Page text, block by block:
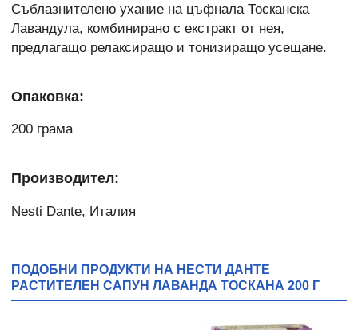
Съблазнителено ухание на цъфнала Тосканска
Лавандула, комбинирано с екстракт от нея,
предлагащо релаксиращо и тонизиращо усещане.
Опаковка:
200 грама
Производител:
Nesti Dante, Италия
ПОДОБНИ ПРОДУКТИ НА НЕСТИ ДАНТЕ
РАСТИТЕЛЕН САПУН ЛАВАНДА ТОСКАНА 200 Г